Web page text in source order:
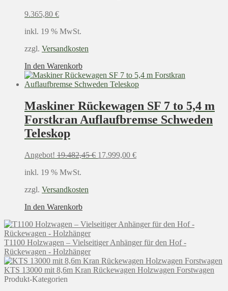
9.365,80 €
inkl. 19 % MwSt.
zzgl. Versandkosten
In den Warenkorb
Maskiner Rückewagen SF 7 to 5,4 m
Forstkran Auflaufbremse Schweden
Teleskop
Angebot! 19.482,45€ Ursprünglicher
17.999,00 €Aktueller
inkl. 19 % MwSt.
zzgl. Versandkosten
In den Warenkorb
T1100 Holzwagen – Vielseitiger Anhänger für den Hof -
Rückewagen - Holzhänger
KTS 13000 mit 8,6m Kran Rückewagen Holzwagen Forstwagen
Produkt-Kategorien